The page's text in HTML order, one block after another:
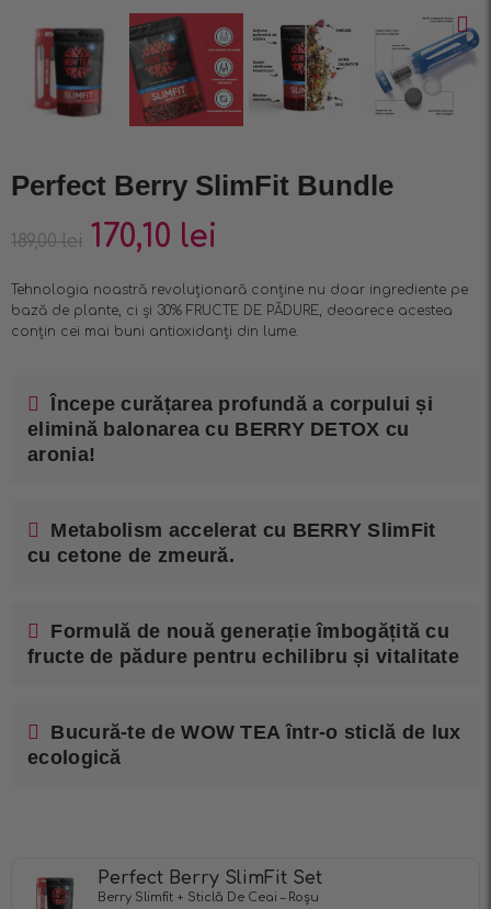
Perfect Berry SlimFit Bundle
189,00lei 170,10 lei
Tehnologia noastră revoluționară conține nu doar ingrediente pe
bază de plante, ci și 30% FRUCTE DE PĂDURE, deoarece acestea
conțin cei mai buni antioxidanți din lume.
Începe curățarea profundă a corpului și
elimină balonarea cu BERRY DETOX cu
aronia!
Metabolism accelerat cu BERRY SlimFit
cu cetone de zmeură.
Formulă de nouă generație îmbogățită cu
fructe de pădure pentru echilibru și vitalitate
Bucură-te de WOW TEA într-o sticlă de lux
ecologică
Perfect Berry SlimFit Set
Berry Slimfit + Sticlă De Ceai – Roșu